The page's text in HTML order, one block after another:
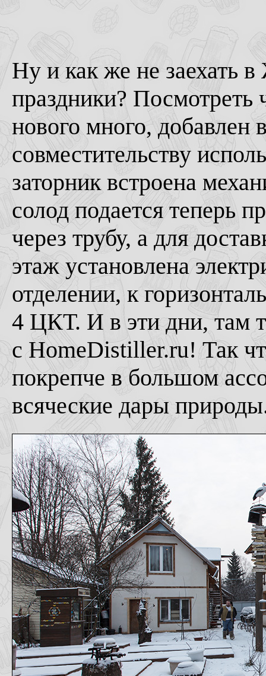
Ну и как же не заехать
праздники? Посмотреть
нового много, добавлен
совместительству
заторник встроена
солод подается теперь
через трубу, а для
этаж установлена
отделении, к
4 ЦКТ. И в эти дни, там
с HomeDistiller.ru! Так
покрепче в большом
всяческие дары